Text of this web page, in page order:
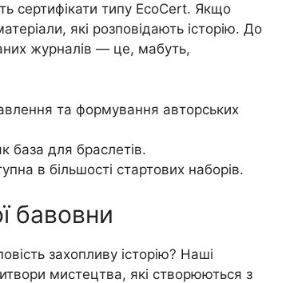
сертифікати типу EcoCert. Якщо
які розповідають історію. До
журналів — це, мабуть,
та формування авторських
база для браслетів.
в більшості стартових наборів.
бавовни
захопливу історію? Наші
мистецтва, які створюються з